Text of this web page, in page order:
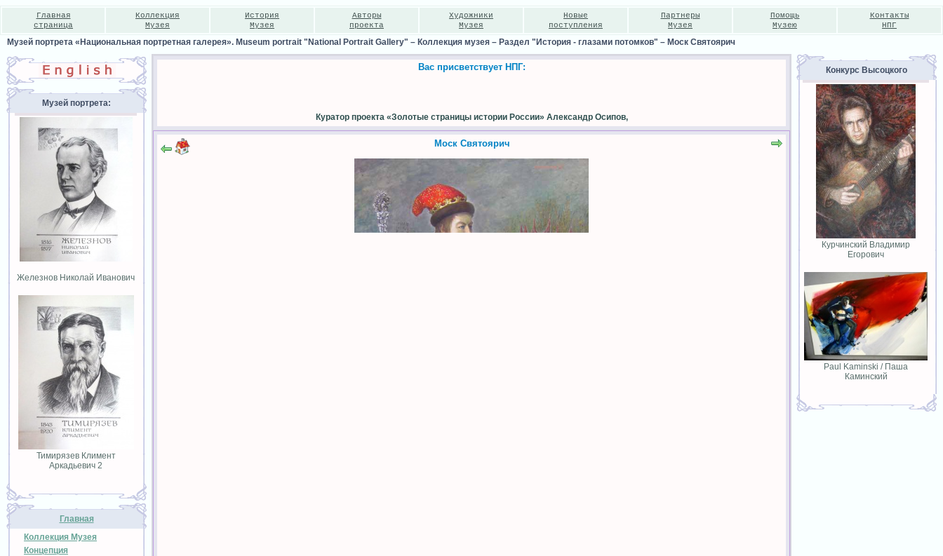
Главная
страница
Коллекция
Музея
История
Музея
Авторы
проекта
Художники
Музея
Новые
поступления
Партнеры
Музея
Помощь
Музею
Контакты
НПГ
Музей портрета «Национальная портретная галерея». Museum portrait "National Portrait Gallery" – Коллекция музея – Раздел "История - глазами потомков" – Мocк Cвятoяpич
Музей портрета:
Железнов Николай Иванович
Тимирязев Климент
Аркадьевич 2
Главная
Коллекция Музея
Концепция
Вас присветствует НПГ:
Куратор проекта «Золотые страницы истории России» Александр Осипов,
Мocк Cвятoяpич
Конкурс Высоцкого
Курчинский Владимир
Егорович
Paul Kaminski / Паша
Каминский